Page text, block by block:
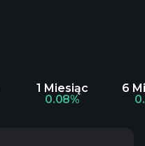
1 Miesiąc
0.08%
6